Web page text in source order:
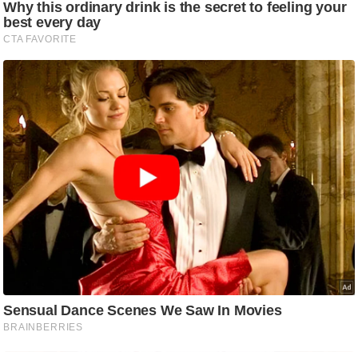
ट
न
ल
फि
ट
ने
स
मं
त्रा
रि
ले
शि
प